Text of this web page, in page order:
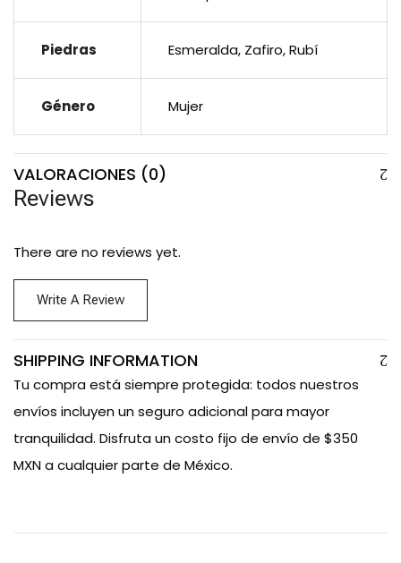
Piedras Esmeralda, Zafiro, Rubí
Género Mujer
VALORACIONES (0)
Reviews
There are no reviews yet.
Write A Review
SHIPPING INFORMATION
Tu compra está siempre protegida: todos nuestros
envíos incluyen un seguro adicional para mayor
tranquilidad. Disfruta un costo fijo de envío de $350
MXN a cualquier parte de México.